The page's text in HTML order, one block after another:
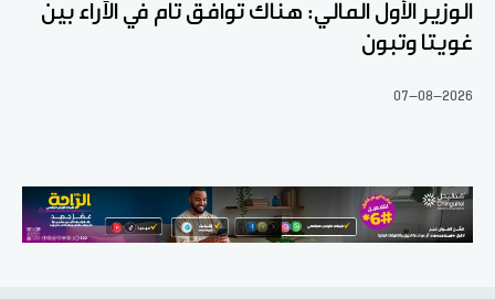
الوزير الأول المالي: هناك توافق تام في الآراء بين
غويتا وتبون
07-08-2026